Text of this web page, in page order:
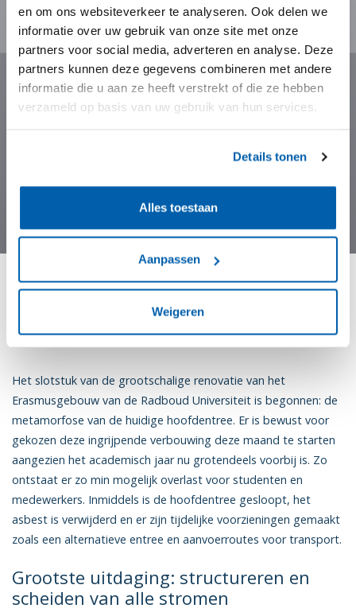
en om ons websiteverkeer te analyseren. Ook delen we
informatie over uw gebruik van onze site met onze
partners voor social media, adverteren en analyse. Deze
partners kunnen deze gegevens combineren met andere
informatie die u aan ze heeft verstrekt of die ze hebben
verzameld op basis van uw gebruik van hun services.
Details tonen
Alles toestaan
Aanpassen
Weigeren
Slotstuk renovatie: hoofdentree
Erasmusgebouw op de schop
Het slotstuk van de grootschalige renovatie van het
Erasmusgebouw van de Radboud Universiteit is begonnen: de
metamorfose van de huidige hoofdentree. Er is bewust voor
gekozen deze ingrijpende verbouwing deze maand te starten
aangezien het academisch jaar nu grotendeels voorbij is. Zo
ontstaat er zo min mogelijk overlast voor studenten en
medewerkers. Inmiddels is de hoofdentree gesloopt, het
asbest is verwijderd en er zijn tijdelijke voorzieningen gemaakt
zoals een alternatieve entree en aanvoerroutes voor transport.
Grootste uitdaging: structureren en
scheiden van alle stromen